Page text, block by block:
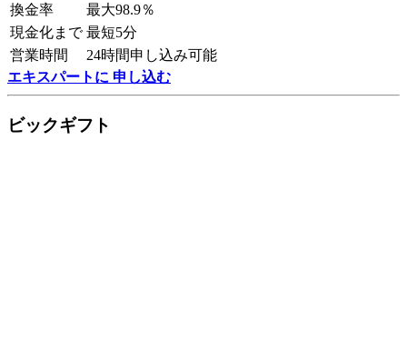
換金率
最大98.9％
現金化まで 最短5分
営業時間
24時間申し込み可能
エキスパートに 申し込む
ビックギフト